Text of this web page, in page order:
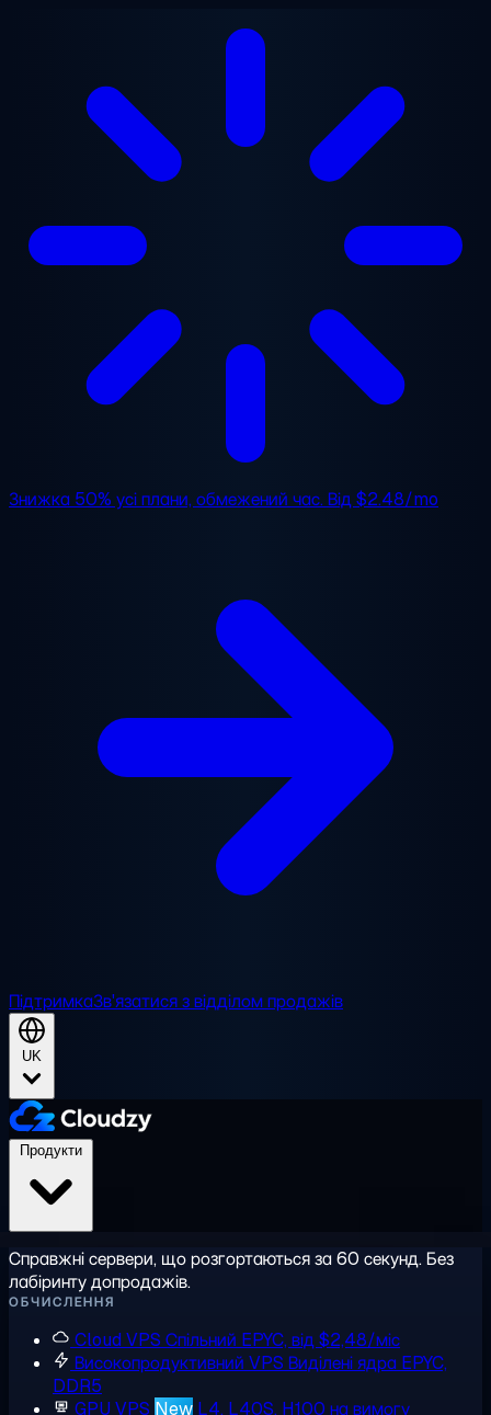
Знижка 50% усі плани, обмежений час. Від$2.48/mo
ПідтримкаЗв'язатися з відділом продажів
UK
Справжні сервери, що розгортаються за 60 секунд. Без
лабіринту допродажів.
ОБЧИСЛЕННЯ
Cloud VPS Спільний EPYC, від $2,48/міс
Високопродуктивний VPS Виділені ядра EPYC,
DDR5
GPU VPS New L4, L40S, H100 на вимогу